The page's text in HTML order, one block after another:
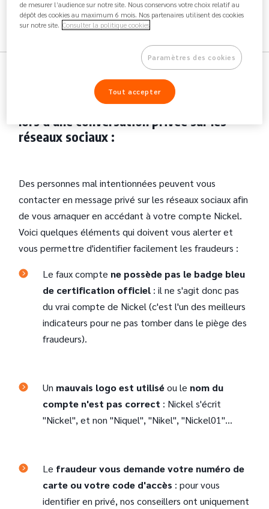
carte.
Les éléments qui doivent vous alerter
lors d'une conversation privée sur les
réseaux sociaux :
Des personnes mal intentionnées peuvent vous
contacter en message privé sur les réseaux sociaux afin
de vous arnaquer en accédant à votre compte Nickel.
Voici quelques éléments qui doivent vous alerter et
vous permettre d'identifier facilement les fraudeurs :
Le faux compte ne possède pas le badge bleu
de certification officiel : il ne s'agit donc pas
du vrai compte de Nickel (c'est l'un des meilleurs
indicateurs pour ne pas tomber dans le piège des
fraudeurs).
Un mauvais logo est utiliséou le nom du
compte n'est pas correct : Nickel s'écrit
"Nickel", et non "Niquel", "Nikel", "Nickel01"...
Le fraudeur vous demande votre numéro de
carte ou votre code d'accès : pour vous
identifier en privé, nos conseillers ont uniquement
de mesurer l’audience sur notre site. Nous conservons votre choix relatif au
dépôt des cookies au maximum 6 mois. Nos partenaires utilisent des cookies
sur notre site. Consulter la politique cookies
Paramètres des cookies
Tout accepter